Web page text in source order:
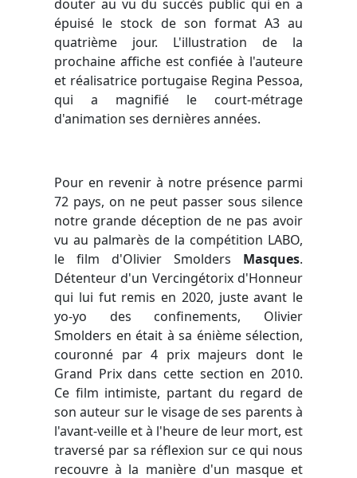
douter au vu du succès public qui en a
épuisé le stock de son format A3 au
quatrième jour. L'illustration de la
prochaine affiche est confiée à l'auteure
et réalisatrice portugaise Regina Pessoa,
qui a magnifié le court-métrage
d'animation ses dernières années.
Pour en revenir à notre présence parmi
72 pays, on ne peut passer sous silence
notre grande déception de ne pas avoir
vu au palmarès de la compétition LABO,
le film d'Olivier Smolders Masques.
Détenteur d'un Vercingétorix d'Honneur
qui lui fut remis en 2020, juste avant le
yo-yo des confinements, Olivier
Smolders en était à sa énième sélection,
couronné par 4 prix majeurs dont le
Grand Prix dans cette section en 2010.
Ce film intimiste, partant du regard de
son auteur sur le visage de ses parents à
l'avant-veille et à l'heure de leur mort, est
traversé par sa réflexion sur ce qui nous
recouvre à la manière d'un masque et